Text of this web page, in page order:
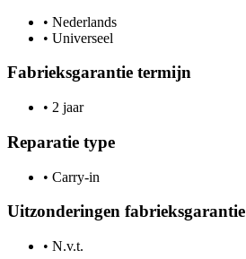
• Nederlands
• Universeel
Fabrieksgarantie termijn
• 2 jaar
Reparatie type
• Carry-in
Uitzonderingen fabrieksgarantie
• N.v.t.